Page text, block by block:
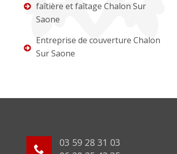
faîtière et faîtage Chalon Sur
Saone
Entreprise de couverture Chalon
Sur Saone
03 59 28 31 03